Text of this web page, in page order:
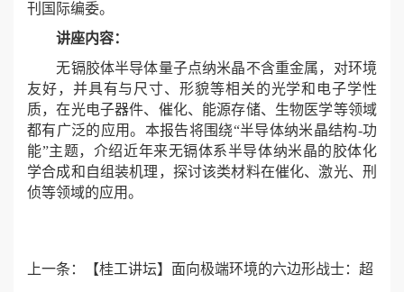
刊国际编委。
讲座内容：
无镉胶体半导体量子点纳米晶不含重金属，对环境
友好，并具有与尺寸、形貌等相关的光学和电子学性
质，在光电子器件、催化、能源存储、生物医学等领域
都有广泛的应用。本报告将围绕“半导体纳米晶结构-功
能”主题，介绍近年来无镉体系半导体纳米晶的胶体化
学合成和自组装机理，探讨该类材料在催化、激光、刑
侦等领域的应用。
上一条： 【桂工讲坛】面向极端环境的六边形战士：超